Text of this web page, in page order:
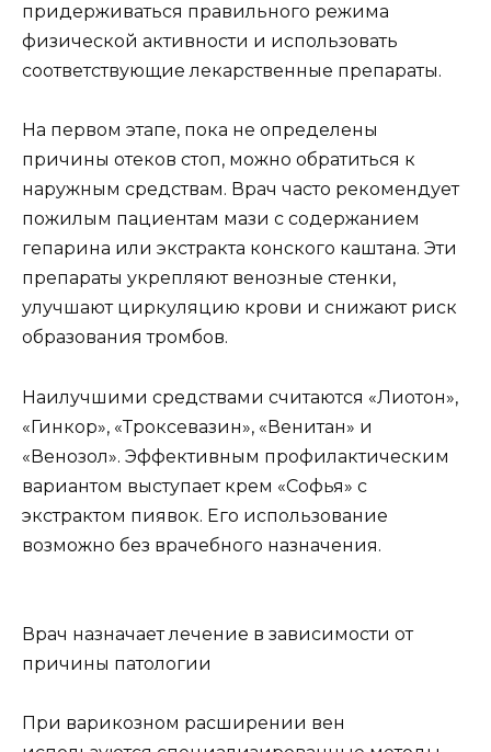
придерживаться правильного режима
физической активности и использовать
соответствующие лекарственные препараты.
На первом этапе, пока не определены
причины отеков стоп, можно обратиться к
наружным средствам. Врач часто рекомендует
пожилым пациентам мази с содержанием
гепарина или экстракта конского каштана. Эти
препараты укрепляют венозные стенки,
улучшают циркуляцию крови и снижают риск
образования тромбов.
Наилучшими средствами считаются «Лиотон»,
«Гинкор», «Троксевазин», «Венитан» и
«Венозол». Эффективным профилактическим
вариантом выступает крем «Софья» с
экстрактом пиявок. Его использование
возможно без врачебного назначения.
Врач назначает лечение в зависимости от
причины патологии
При варикозном расширении вен